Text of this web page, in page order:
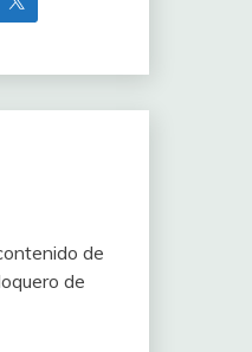
de
de